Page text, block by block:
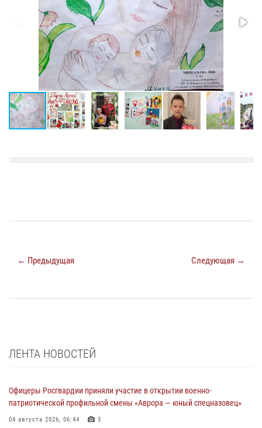
← Предыдущая Следующая →
ЛЕНТА НОВОСТЕЙ
Офицеры Росгвардии приняли участие в открытии военно-
патриотической профильной смены «Аврора — юный спецназовец»
04 августа 2026, 06:44 3